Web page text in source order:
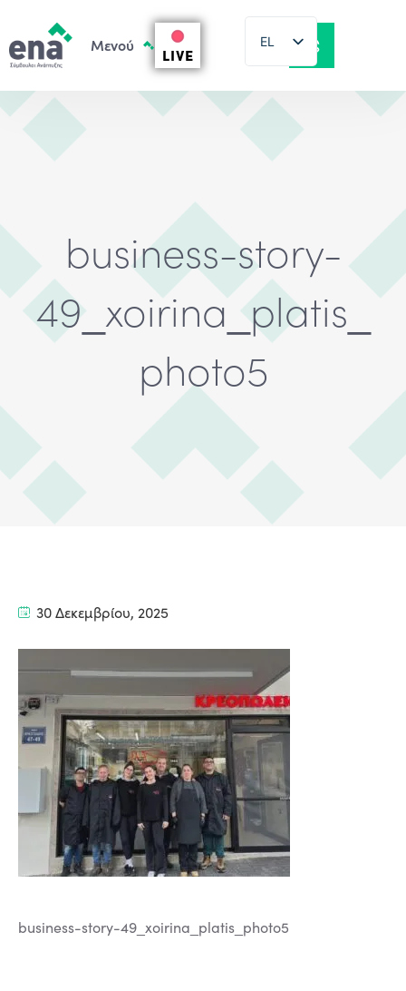
LIVE
EL
EN
business-story-
49_xoirina_platis_
photo5
30 Δεκεμβρίου, 2025
business-story-49_xoirina_platis_photo5